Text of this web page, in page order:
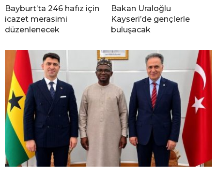
Bayburt’ta 246 hafız için
icazet merasimi
düzenlenecek
Bakan Uraloğlu
Kayseri’de gençlerle
buluşacak